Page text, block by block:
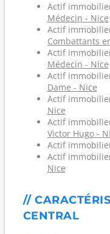
Actif
Médecin - Nice
Actif
Combattants
Actif
Médecin - Nice
Actif
Dame - Nice
Actif
Nice
Actif
Victor Hugo -
Actif
Actif
Nice
//
CENTRAL